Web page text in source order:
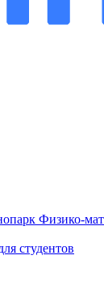
Физико-
студентов